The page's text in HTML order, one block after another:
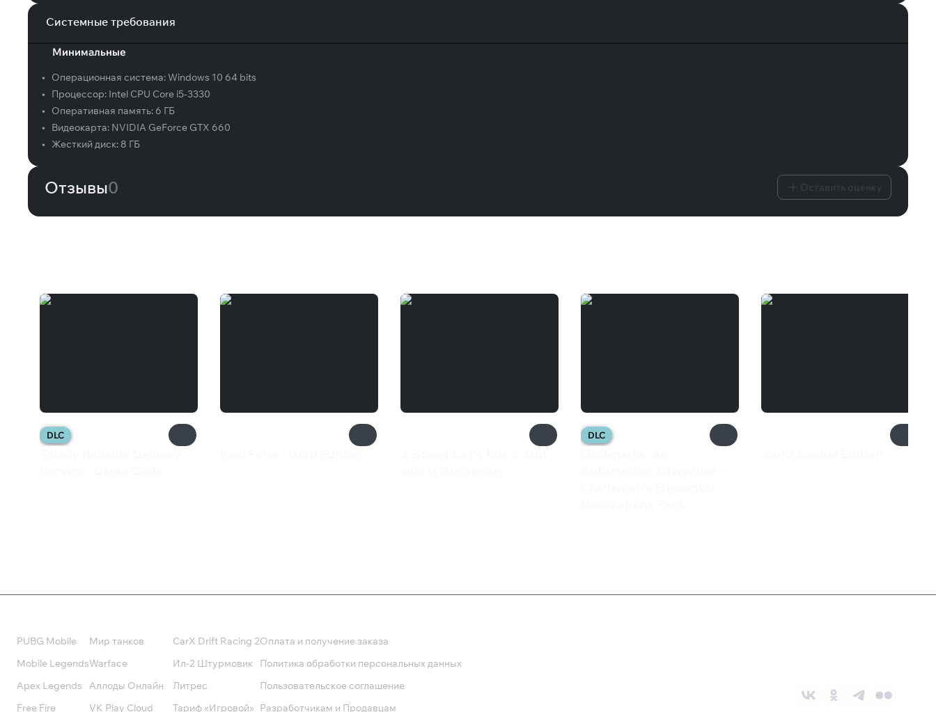
Системные требования
Минимальные
• Операционная система:Windows 10 64 bits
•
Процессор: Intel CPU Core i5-3330
•
Оперативная память: 6 ГБ
•
Видеокарта: NVIDIA GeForce GTX 660
•
Жесткий диск: 8 ГБ
Отзывы0
DLC DLC
PUBG Mobile
Mobile Legends
Apex Legends
Free Fire
Мир танков
Warface
Аллоды Онлайн
VK Play Cloud
CarX Drift Racing 2
Ил-2 Штурмовик
Литрес
Тариф «Игровой»
Оплата и получение заказа
Политика обработки персональных данных
Пользовательское соглашение
Разработчикам и Продавцам